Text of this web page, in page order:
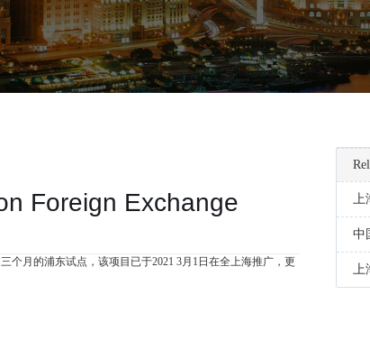
Foreign Exchange
个月的浦东试点，该项目已于2021 3月1日在全上海推广，更
上
中
上